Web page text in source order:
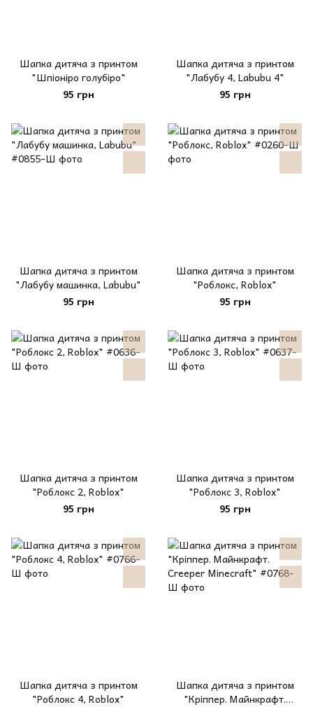
Шапка дитяча з принтом
"Шпіоніро голубіро"
95 грн
Шапка дитяча з принтом
"Лабубу 4, Labubu 4"
95 грн
Шапка дитяча з принтом
"Лабубу машинка, Labubu"
95 грн
Шапка дитяча з принтом
"Роблокс, Roblox"
95 грн
Шапка дитяча з принтом
"Роблокс 2, Roblox"
95 грн
Шапка дитяча з принтом
"Роблокс 3, Roblox"
95 грн
Шапка дитяча з принтом
"Роблокс 4, Roblox"
Шапка дитяча з принтом
"Кріппер. Майнкрафт.